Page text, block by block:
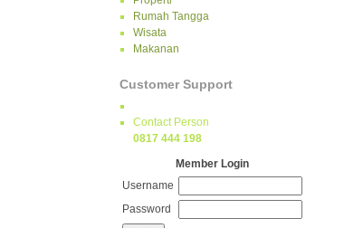
Rumah Tangga
Wisata
Makanan
Customer Support
Contact Person
0817 444 198
Member Login
Username
Password